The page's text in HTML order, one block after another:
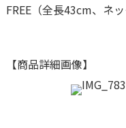
FREE（全長43cm、ネ
【商品詳細画像】